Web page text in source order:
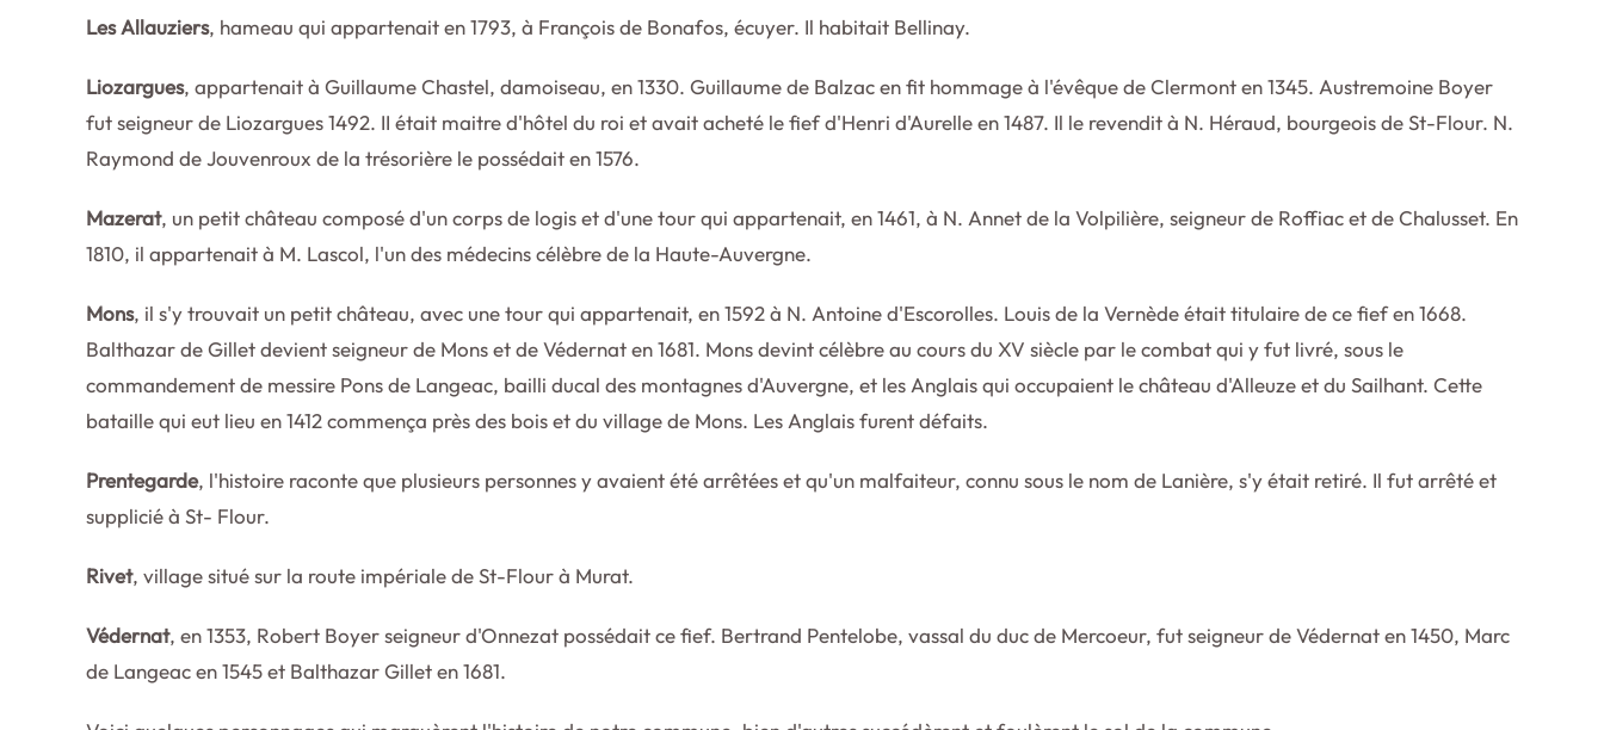
Les Allauziers, hameau qui appartenait en 1793, à François de Bonafos, écuyer. Il habitait Bellinay.
Liozargues, appartenait à Guillaume Chastel, damoiseau, en 1330. Guillaume de Balzac en fit hommage à l'évêque de Clermont en 1345. Austremoine Boyer
fut seigneur de Liozargues 1492. II était maitre d'hôtel du roi et avait acheté le fief d'Henri d'Aurelle en 1487. Il le revendit à N. Héraud, bourgeois de St-Flour. N.
Raymond de Jouvenroux de la trésorière le possédait en 1576.
Mazerat, un petit château composé d'un corps de logis et d'une tour qui appartenait, en 1461, à N. Annet de la Volpilière, seigneur de Roffiac et de Chalusset. En
1810, il appartenait à M. Lascol, l'un des médecins célèbre de la Haute-Auvergne.
Mons, il s'y trouvait un petit château, avec une tour qui appartenait, en 1592 à N. Antoine d'Escorolles. Louis de la Vernède était titulaire de ce fief en 1668.
Balthazar de Gillet devient seigneur de Mons et de Védernat en 1681. Mons devint célèbre au cours du XV siècle par le combat qui y fut livré, sous le
commandement de messire Pons de Langeac, bailli ducal des montagnes d'Auvergne, et les Anglais qui occupaient le château d'Alleuze et du Sailhant. Cette
bataille qui eut lieu en 1412 commença près des bois et du village de Mons. Les Anglais furent défaits.
Prentegarde, l'histoire raconte que plusieurs personnes y avaient été arrêtées et qu'un malfaiteur, connu sous le nom de Lanière, s'y était retiré. Il fut arrêté et
supplicié à St- Flour.
Rivet, village situé sur la route impériale de St-Flour à Murat.
Védernat, en 1353, Robert Boyer seigneur d'Onnezat possédait ce fief. Bertrand Pentelobe, vassal du duc de Mercoeur, fut seigneur de Védernat en 1450, Marc
de Langeac en 1545 et Balthazar Gillet en 1681.